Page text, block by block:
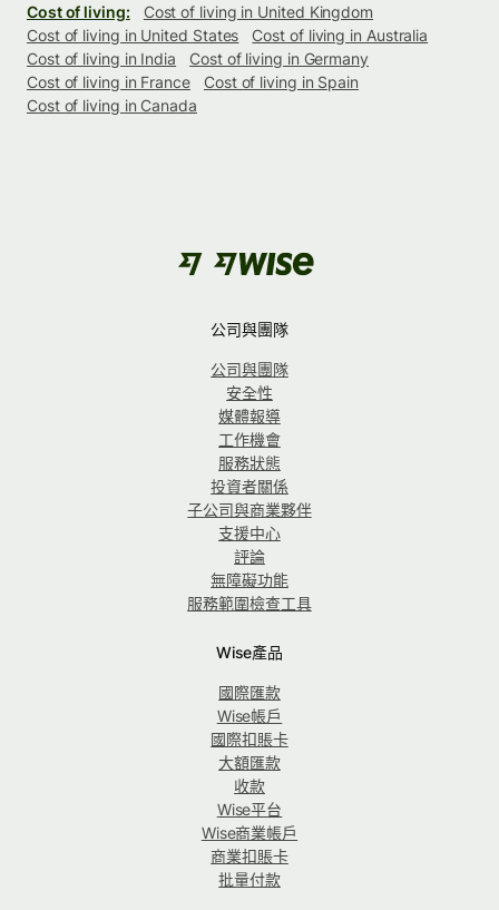
Cost of living:
Cost of living in United Kingdom
Cost of living in United States
Cost of living in Australia
Cost of living in India
Cost of living in Germany
Cost of living in France
Cost of living in Spain
Cost of living in Canada
公司與團隊
公司與團隊
安全性
媒體報導
工作機會
服務狀態
投資者關係
子公司與商業夥伴
支援中心
評論
無障礙功能
服務範圍檢查工具
Wise產品
國際匯款
Wise帳戶
國際扣賬卡
大額匯款
收款
Wise平台
Wise商業帳戶
商業扣賬卡
批量付款